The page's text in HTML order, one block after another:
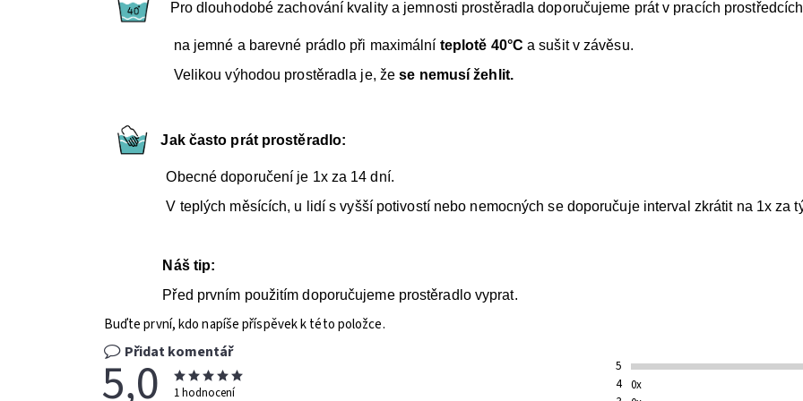
Pro dlouhodobé zachování kvality a jemnosti prostěradla doporučujeme prát v pracích prostředcích
na jemné a barevné prádlo při maximální teplotě 40°C a sušit v závěsu.
Velikou výhodou prostěradla je, žese nemusí žehlit.
Jak často prát prostěradlo:
Obecné doporučení je 1x za 14 dní.
V teplých měsících, u lidí s vyšší potivostí nebo nemocných se doporučuje interval zkrátit na 1x za
Náš tip:
Před prvním použitím doporučujeme prostěradlo vyprat.
Buďte první, kdo napíše příspěvek k této položce.
Přidat komentář
5,0 1 hodnocení
5
4
0x